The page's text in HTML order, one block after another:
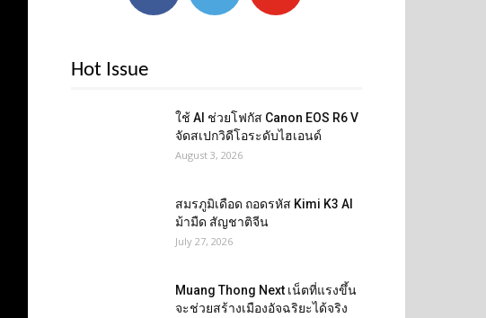
Hot Issue
ใช้ AI ช่วยโฟกัส Canon EOS R6 V
จัดสเปกวิดีโอระดับไฮเอนด์
August 3, 2026
สมรภูมิเดือด ถอดรหัส Kimi K3 AI
ม้ามืด สัญชาติจีน
July 27, 2026
Muang Thong Next เน็ตที่แรงขึ้น
จะช่วยสร้างเมืองอัจฉริยะได้จริง